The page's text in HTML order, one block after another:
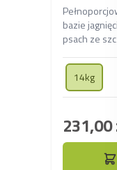
dorosłych
bazie
psach ze
dużym
14kg
231,00